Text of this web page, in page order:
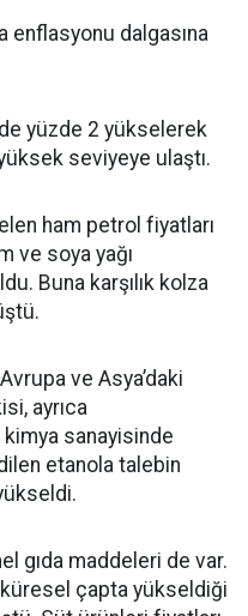
enflasyonu dalgasına
yüzde 2 yükselerek
seviyeye ulaştı.
ham petrol fiyatları
ve soya yağı
Buna karşılık kolza
ve Asya’daki
ayrıca
sanayisinde
etanola talebin
gıda maddeleri de var.
küresel çapta yükseldiği